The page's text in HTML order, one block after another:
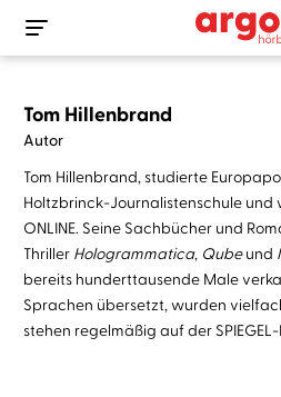
Tom Hillenbrand
Autor
Tom Hillenbrand, studierte
Holtzbrinck-Journalistenschule und
ONLINE. Seine Sachbücher und
Thriller Hologrammatica, Qubeund
bereits hunderttausende Male
Sprachen übersetzt, wurden
stehen regelmäßig auf der SPIEGEL-